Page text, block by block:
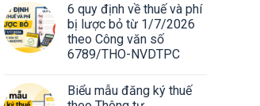
6 quy định về thuế và phí
bị lược bỏ từ 1/7/2026
theo Công văn số
6789/THO-NVDTPC
Biểu mẫu đăng ký thuế